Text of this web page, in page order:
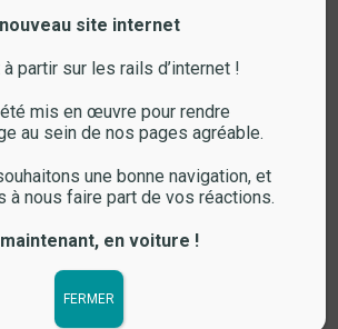
Voyage
nouveau site internet
partir sur les rails d’internet !
mis en œuvre pour rendre
au sein de nos pages agréable.
une bonne navigation, et
à nous faire part de vos réactions.
en voiture !
FERMER